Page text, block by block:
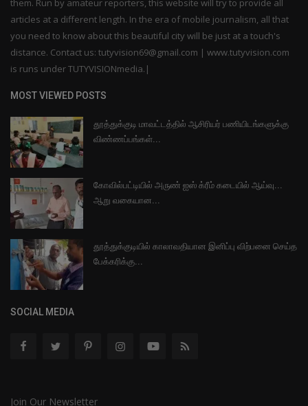
articles at a different length. In the era of mobile journalism, all that
you need to know about this beautiful city will be just at a touch's
distance. Contact us: tutyvision69@gmail.com | www.tutyvision.com
is runs under TUTYVISIONmedia.|
MOST VIEWED POSTS
தூத்துக்குடி மாவட்டத்தில் ஆசிரியர் பணியிடங்களுக்கு
விண்ணப்பங்கள்...
கோவில்பட்டியில் அருண் ஐஸ் க்ரீம் கடையில் ஆய்வு...
ஆறு வகையான...
தூத்துக்குடியில் காலாவதியான இனிப்பு விற்பனை செய்த
பேக்கரிக்கு...
SOCIAL MEDIA
Join Our Newsletter